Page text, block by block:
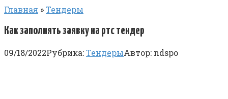
Главная »Тендеры
Как заполнять заявку на ртс тендер
09/18/2022Рубрика:ТендерыАвтор: ndspo